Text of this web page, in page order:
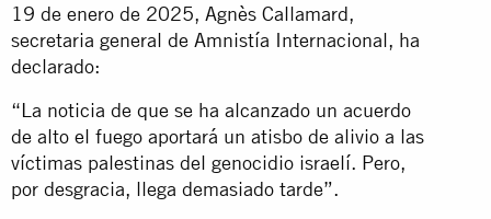
19 de enero de 2025, Agnès Callamard,
secretaria general de Amnistía Internacional, ha
declarado:
“La noticia de que se ha alcanzado un acuerdo
de alto el fuego aportará un atisbo de alivio a las
víctimas palestinas del genocidio israelí. Pero,
por desgracia, llega demasiado tarde”.